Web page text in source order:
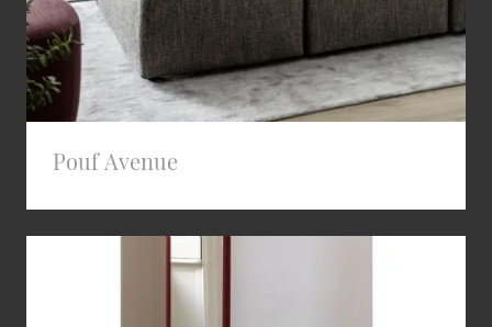
Pouf Avenue